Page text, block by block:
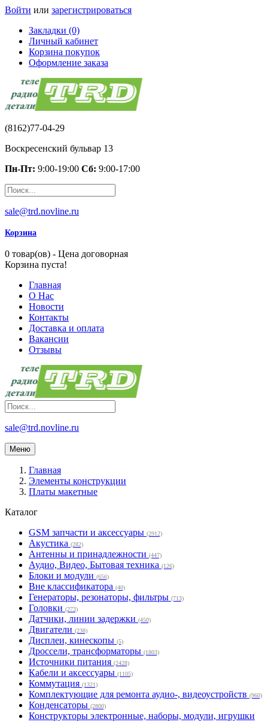
Войти или зарегистрироваться
Закладки (0)
Личный кабинет
Корзина покупок
Оформление заказа
(8162)77-04-29
Воскресенский бульвар 13
Пн-Пт: 9:00-19:00 Сб: 9:00-17:00
sale@trd.novline.ru
Корзина
0 товар(ов) - Цена договорная
Корзина пуста!
Главная
О Нас
Новости
Контакты
Доставка и оплата
Вакансии
Отзывы
sale@trd.novline.ru
Меню
Главная
Элементы конструкции
Платы макетные
Каталог
GSM запчасти и аксессуары (2912)
Акустика (282)
Антенны и принадлежности (447)
Аудио, Видео, Бытовая техника (126)
Блоки и модули (656)
Вне классификатора (40)
Генераторы, резонаторы, фильтры (713)
Головки (273)
Датчики, линии задержки (450)
Двигатели (238)
Дисплеи, кинескопы (5)
Дроссели, трансформаторы (1803)
Источники питания (2428)
Кабели и аксессуары (1105)
Коммутация (1321)
Комплектующие для ремонта аудио-, видеоустройств (960)
Конденсаторы (2800)
Конструкторы электронные, наборы, модули, игрушки